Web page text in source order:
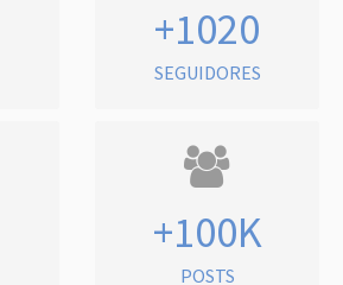
+1020
SEGUIDORES
+100K
POSTS